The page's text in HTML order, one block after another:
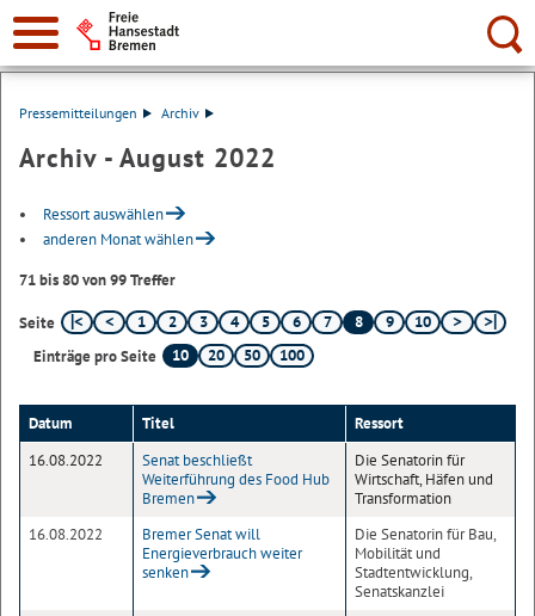
Suche:
Pressemitteilungen Archiv
Archiv - August 2022
Ressort auswählen
anderen Monat wählen
71 bis 80 von 99 Treffer
Seite 1 2 3 4 5 6 7 8 9
10
Einträge pro Seite
10 20 50 100
Datum Titel
Ressort
16.08.2022
Senat beschließt
Weiterführung des Food Hub
Bremen
Die Senatorin für
Wirtschaft, Häfen und
Transformation
16.08.2022
Bremer Senat will
Energieverbrauch weiter
senken
Die Senatorin für Bau,
Mobilität und
Stadtentwicklung,
Senatskanzlei